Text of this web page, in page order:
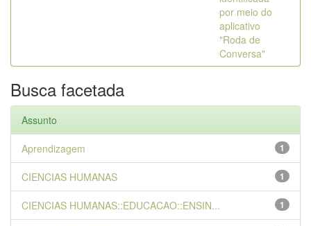
por meio do
aplicativo
"Roda de
Conversa"
Busca facetada
Assunto
1
Aprendizagem
1
CIENCIAS HUMANAS
1
CIENCIAS HUMANAS::EDUCACAO::ENSIN...